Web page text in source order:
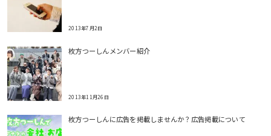
2013年7月2日
枚方つーしんメンバー紹介
2013年11月26日
枚方つーしんに広告を掲載しませんか？広告掲載について